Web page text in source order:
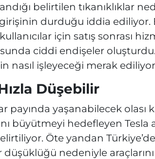
belirtilen tıkanıklıklar
girişinin durduğu iddia ediliyor.
için satış sonrası
ciddi endişeler oluşturdu.
nasıl işleyeceği merak
Düşebilir
payında yaşanabilecek olası
büyütmeyi hedefleyen Tesla
Öte yandan
düşüklüğü nedeniyle